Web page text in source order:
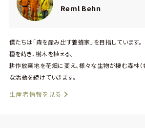
Reml Behn
僕たちは「森を産み出す養蜂家」を目指しています。
種を蒔き、樹木を植える。
耕作放棄地を花畑に変え、様々な生物が棲む森林（
な活動を続けていきます。
生産者情報を見る